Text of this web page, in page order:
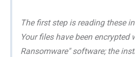
The first step is reading these
Your files have been encrypted
Ransomware" software; the